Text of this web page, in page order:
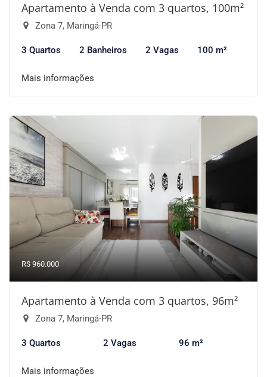
Apartamento à Venda com 3 quartos, 100m²
Zona 7, Maringá-PR
3 Quartos 2 Banheiros 2 Vagas 100 m²
Mais informações
R$ 960.000
Apartamento à Venda com 3 quartos, 96m²
Zona 7, Maringá-PR
3 Quartos 2 Vagas 96 m²
Mais informações